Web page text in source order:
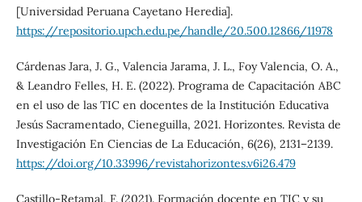
[Universidad Peruana Cayetano Heredia].
https://repositorio.upch.edu.pe/handle/20.500.12866/11978
Cárdenas Jara, J. G., Valencia Jarama, J. L., Foy Valencia, O. A.,
& Leandro Felles, H. E. (2022). Programa de Capacitación ABC
en el uso de las TIC en docentes de la Institución Educativa
Jesús Sacramentado, Cieneguilla, 2021. Horizontes. Revista de
Investigación En Ciencias de La Educación, 6(26), 2131–2139.
https://doi.org/10.33996/revistahorizontes.v6i26.479
Castillo-Retamal, F. (2021). Formación docente en TIC y su